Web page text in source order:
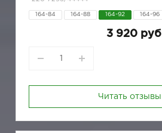
164-84 164-88 164-92 164-96
3 920 руб
Читать отзывы